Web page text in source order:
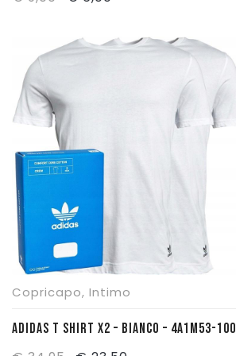
originaleattuale
Copricapo, Intimo
ADIDAS T SHIRT X2 – BIANCO – 4A1M53-100